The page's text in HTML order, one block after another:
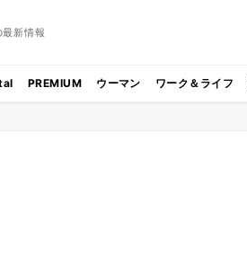
新情報
PREMIUM ウーマン ワーク＆ライフ